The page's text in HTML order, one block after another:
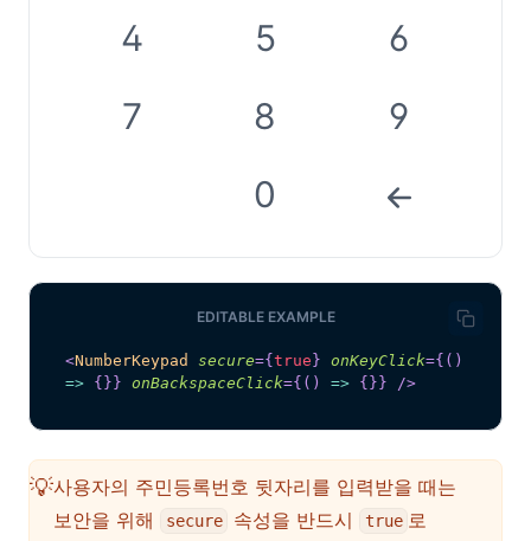
4
5
6
7
8
9
0
EDITABLE EXAMPLE
<NumberKeypad secure={ true } onKeyClick={ ( )
=> { } } onBackspaceClick={ ( ) => { } } />
💡사용자의 주민등록번호 뒷자리를 입력받을 때는
보안을 위해
secure 속성을 반드시 true 로